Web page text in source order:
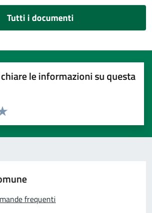
Tutti i documenti
le informazioni su questa
5 stelle su 5
4 stelle su 5
su 5
su 5
5
frequenti